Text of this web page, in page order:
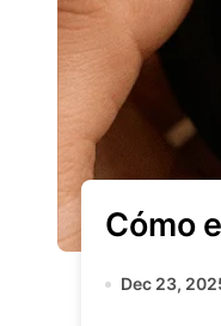
Cómo
Dec 23,